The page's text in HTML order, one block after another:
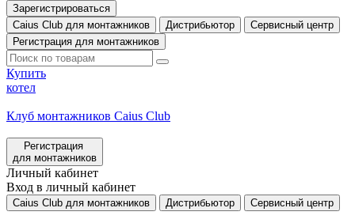
Зарегистрироваться
Caius Club для монтажников
Дистрибьютор
Сервисный центр
Регистрация для монтажников
Купить
котел
Клуб монтажников Caius Club
Регистрация
для монтажников
Личный кабинет
Вход в личный кабинет
Caius Club для монтажников Дистрибьютор Сервисный центр